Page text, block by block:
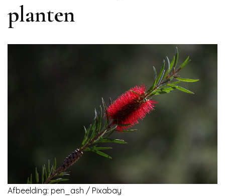
planten
Afbeelding: pen_ash / Pixabay